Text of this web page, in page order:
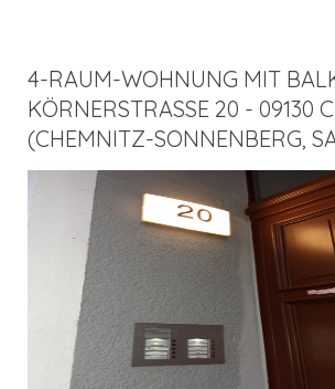
4-RAUM-WOHNUNG MIT
KÖRNERSTRASSE 20 - 09130
CHEMNITZ-SONNENBERG,